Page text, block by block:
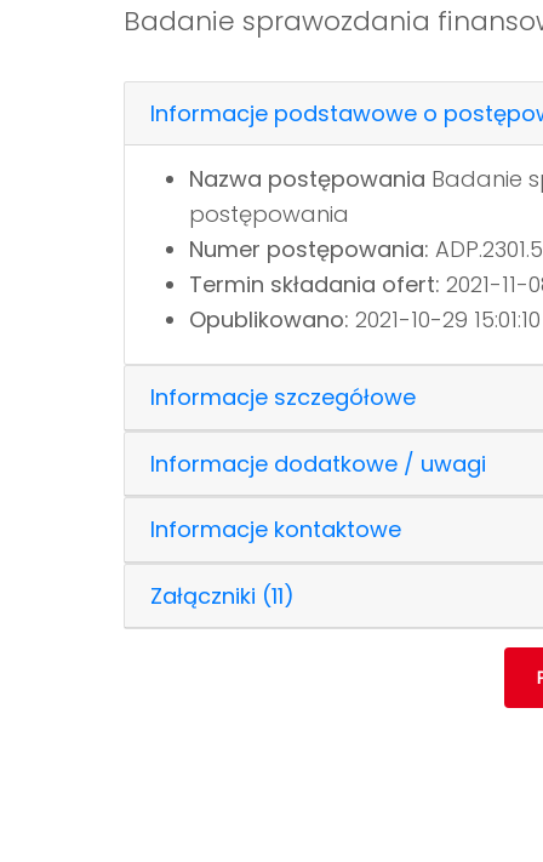
Badanie sprawozdania
Informacje podstawowe o
Nazwa postępowania Badanie
postępowania
Numer postępowania:
Termin składania ofert: 2021-11-
Opublikowano: 2021-10-29
Informacje szczegółowe
Informacje dodatkowe / uwagi
Informacje kontaktowe
Załączniki (11)